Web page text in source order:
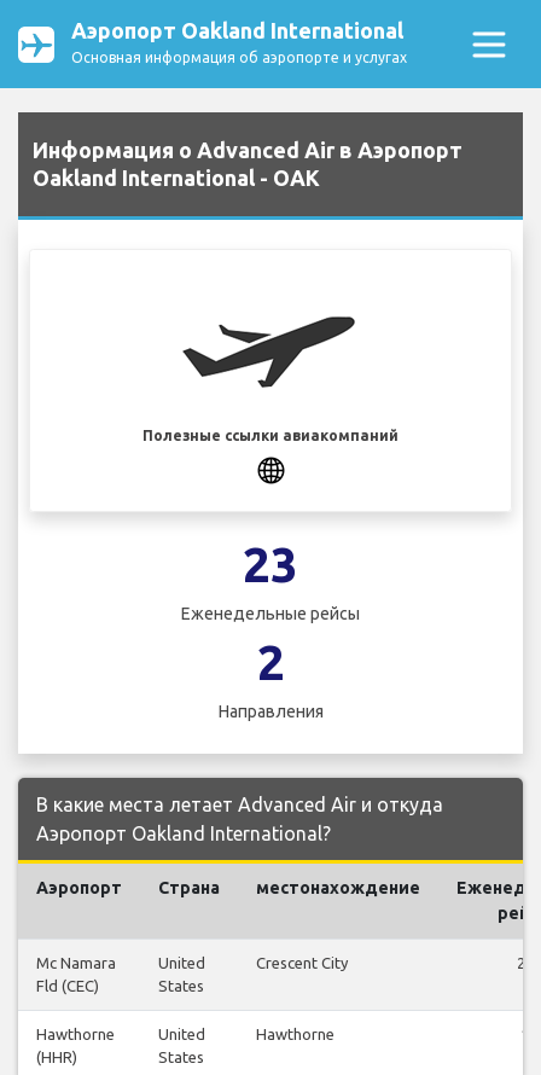
Аэропорт Oakland International
Основная информация об аэропорте и услугах
Информация о Advanced Air в Аэропорт
Oakland International - OAK
Полезные ссылки авиакомпаний
23
Еженедельные рейсы
2
Направления
В какие места летает Advanced Air и откуда
Аэропорт Oakland International?
Аэропорт Страна местонахождение
Mc Namara
Fld (CEC)
United
States
Crescent City 22
Hawthorne
(HHR)
United
States
Hawthorne 1